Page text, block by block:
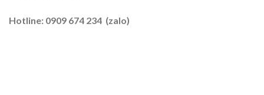
Lúa
Hotline: 0909 674 234 (zalo)